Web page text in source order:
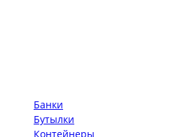
Банки
Бутылки
Контейнеры